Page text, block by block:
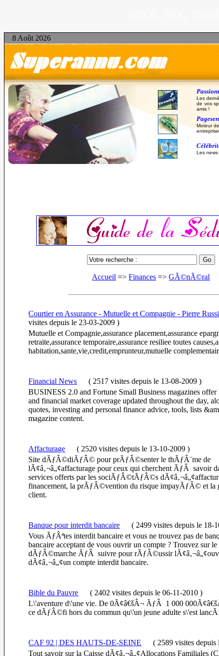
8 Août 2026
Les
de vos
amis !
Moteur
Les
Accueil =>Finances =>GÃ©nÃ©ral
Courtier en Assurance - Mutuelle et Compagnie - Pierre
visitesdepuis le 23-03-2009 )
Mutuelle et Compagnie,assurance placement,assurance
retraite,assurance temporaire,assurance resiliee toutes
habitation,sante,vie,credit,emprunteur,mutuelle
Financial News ( 2517 visitesdepuis le 13-08-2009 )
BUSINESS 2.0 and Fortune Small Business magazines offer
and financial market coverage updated throughout the day,
quotes, investing and personal finance advice, tools, lists
magazine content.
Affacturage ( 2520 visitesdepuis le 13-10-2009 )
Site dÃƒÂ©diÃƒÂ© pour prÃƒÂ©senter le thÃƒÂ¨me de
lÃ¢â‚¬â„¢affacturage pour ceux qui cherchent ÃƒÂ savoir
services offerts par les sociÃƒÂ©tÃƒÂ©s
financement, la prÃƒÂ©vention du risque impayÃƒÂ© et la
client.
Banque pour interdit bancaire ( 2499 visitesdepuis le 18-
Vous ÃƒÂªtes interdit bancaire et vous ne trouvez pas de
bancaire acceptant de vous ouvrir un compte ? Trouvez sur le
dÃƒÂ©marche ÃƒÂ suivre pour rÃƒÂ©ussir
dÃ¢â‚¬â„¢un compte interdit bancaire.
Bible du Pauvre ( 2402 visitesdepuis le 06-11-2010 )
L\'aventure d\'une vie. De 0Ã¢â€šÂ¬ ÃƒÂ 1 000
ce dÃƒÂ©fi hors du commun qu\'un jeune adulte s\'est
CAF 92 | DES HAUTS-DE-SEINE ( 2589 visitesdepuis
Tout savoir sur la Caisse dÃ¢â‚¬â„¢Allocations Familiales